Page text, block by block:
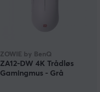
ZOWIE by BenQ
ZA12-DW 4K Trådløs
Gamingmus - Grå